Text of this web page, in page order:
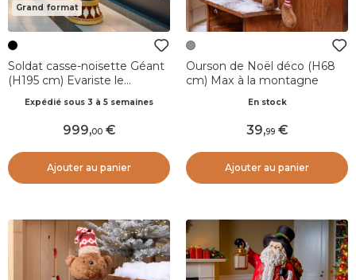
Grand format
Soldat casse-noisette Géant
(H195 cm) Evariste le
Expédié sous 3 à 5 semaines
999,00
Ajouter au panier
Ourson de Noël déco (H68
cm) Max à la montagne
En stock
39,99
Ajouter au panier